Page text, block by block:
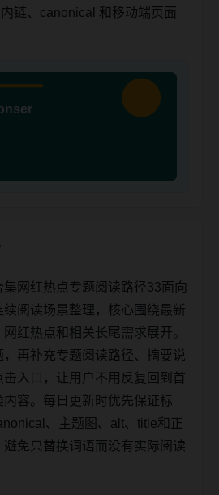
链、canonical 和移动端页面
网红热点专题阅读路径33面向
阅读场景整理，核心围绕最新
红热点和相关长尾需求展开。
，再补充专题阅读路径、摘要说
击入口，让用户不用反复回到首
内容。每日更新时优先保证标
、主题图、alt、title和正
免只替换词语而没有实际阅读